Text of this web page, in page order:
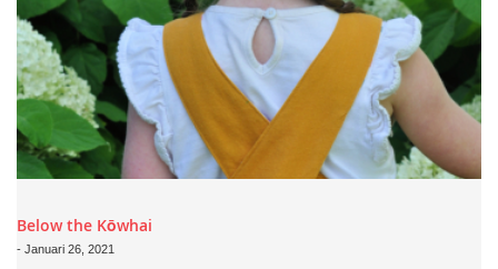
Below the Kōwhai
- Januari 26, 2021